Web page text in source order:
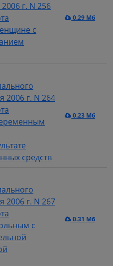
г. N 256
с
0.29 Мб
2006 г. N 264
средств
0.23 Мб
2006 г. N 267
с
0.31 Мб